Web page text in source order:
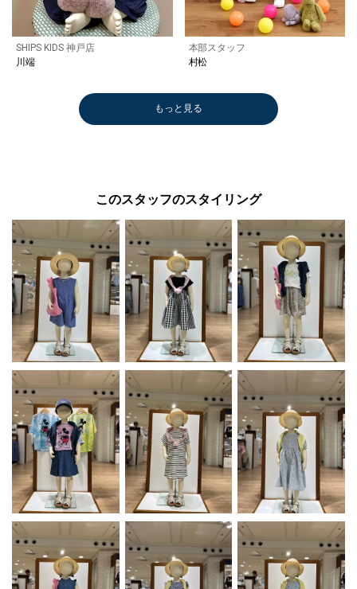
SHIPS KIDS 神戸店
川端
本部スタッフ
村松
もっと見る
このスタッフのスタイリング